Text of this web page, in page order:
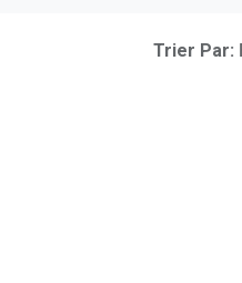
Trier Par: